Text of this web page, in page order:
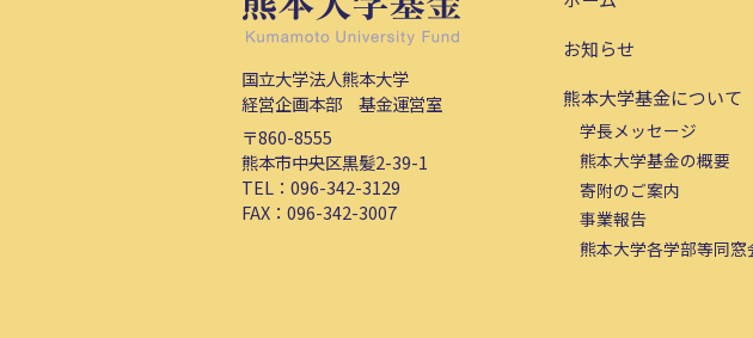
国立大学法人熊本大学
経営企画本部 基金運営室
〒860-8555
熊本市中央区黒髪2-39-1
TEL： 096-342-3129
FAX：096-342-3007
お知らせ
熊本大学基金について
学長メッセージ
熊本大学基金の概要
寄附のご案内
事業報告
熊本大学各学部等同窓